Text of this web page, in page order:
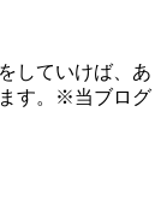
していけば、あ
す。※当ブログ